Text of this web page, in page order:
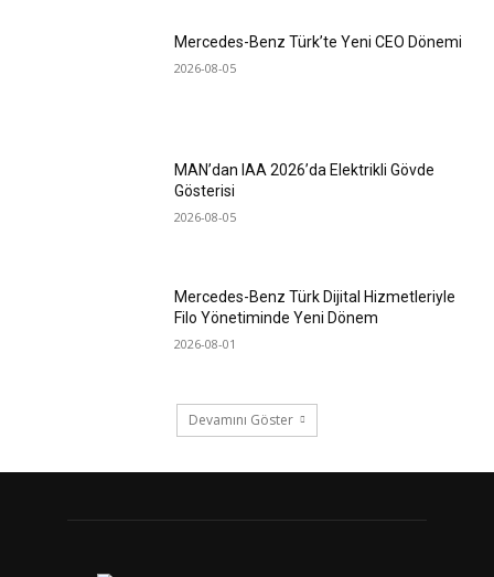
Mercedes-Benz Türk’te Yeni CEO Dönemi
2026-08-05
MAN’dan IAA 2026’da Elektrikli Gövde
Gösterisi
2026-08-05
Mercedes-Benz Türk Dijital Hizmetleriyle
Filo Yönetiminde Yeni Dönem
2026-08-01
Devamını Göster